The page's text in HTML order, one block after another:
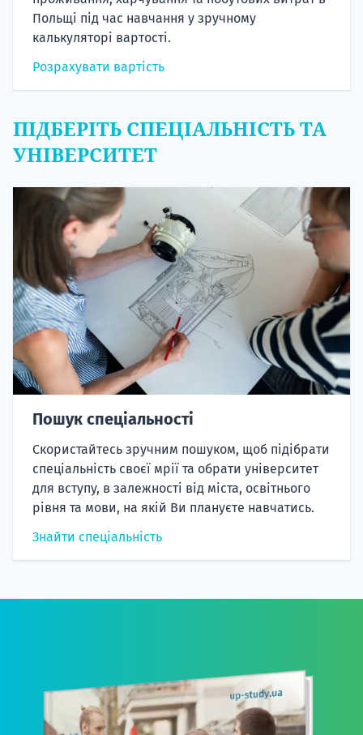
Польщі під час навчання у зручному
калькуляторі вартості.
Розрахувати вартість
ПІДБЕРІТЬ СПЕЦІАЛЬНІСТЬ ТА
УНІВЕРСИТЕТ
Пошук спеціальності
Скористайтесь зручним пошуком, щоб підібрати
спеціальність своєї мрії та обрати університет
для вступу, в залежності від міста, освітнього
рівня та мови, на якій Ви плануєте навчатись.
Знайти спеціальність